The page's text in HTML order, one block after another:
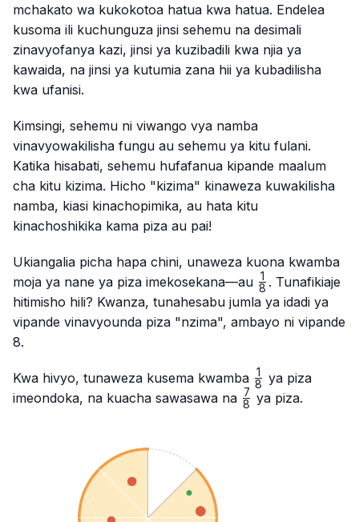
mchakato wa kukokotoa hatua kwa hatua. Endelea
kusoma ili kuchunguza jinsi sehemu na desimali
zinavyofanya kazi, jinsi ya kuzibadili kwa njia ya
kawaida, na jinsi ya kutumia zana hii ya kubadilisha
kwa ufanisi.
Kimsingi, sehemu ni viwango vya namba
vinavyowakilisha fungu au sehemu ya kitu fulani.
Katika hisabati, sehemu hufafanua kipande maalum
cha kitu kizima. Hicho "kizima" kinaweza kuwakilisha
namba, kiasi kinachopimika, au hata kitu
kinachoshikika kama piza au pai!
Ukiangalia picha hapa chini, unaweza kuona kwamba
moja ya nane ya piza imekosekana—au \frac{1}
{8}
8
1 . Tunafikiaje
hitimisho hili? Kwanza, tunahesabu jumla ya idadi ya
vipande vinavyounda piza "nzima", ambayo ni vipande
8.
Kwa hivyo, tunaweza kusema kwamba \frac{1}
{8}
8
1
ya piza
imeondoka, na kuacha sawasawa na \frac{7}
8
7 ya piza.